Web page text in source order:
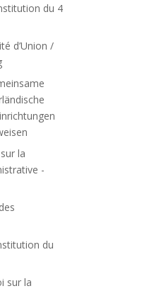
du 4
d’Union /
la
-
du
sur la